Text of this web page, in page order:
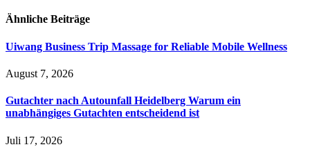
Ähnliche Beiträge
Uiwang Business Trip Massage for Reliable Mobile Wellness
August 7, 2026
Gutachter nach Autounfall Heidelberg Warum ein
unabhängiges Gutachten entscheidend ist
Juli 17, 2026